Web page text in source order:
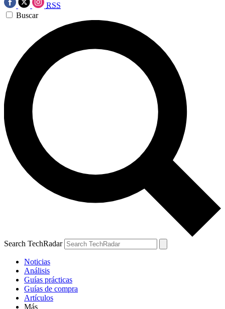
RSS
Buscar
Search TechRadar
Noticias
Análisis
Guías prácticas
Guías de compra
Artículos
Más